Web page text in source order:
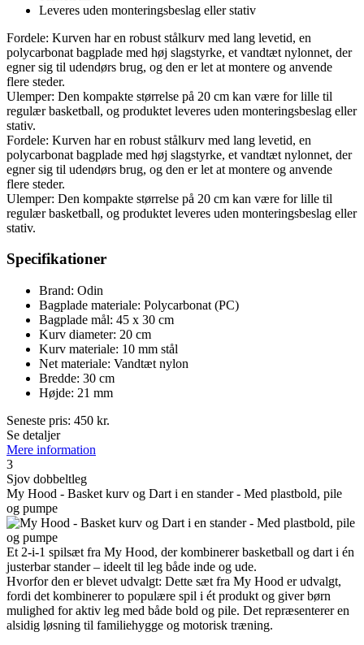
Leveres uden monteringsbeslag eller stativ
Fordele: Kurven har en robust stålkurv med lang levetid, en
polycarbonat bagplade med høj slagstyrke, et vandtæt nylonnet, der
egner sig til udendørs brug, og den er let at montere og anvende
flere steder.
Ulemper: Den kompakte størrelse på 20 cm kan være for lille til
regulær basketball, og produktet leveres uden monteringsbeslag eller
stativ.
Fordele: Kurven har en robust stålkurv med lang levetid, en
polycarbonat bagplade med høj slagstyrke, et vandtæt nylonnet, der
egner sig til udendørs brug, og den er let at montere og anvende
flere steder.
Ulemper: Den kompakte størrelse på 20 cm kan være for lille til
regulær basketball, og produktet leveres uden monteringsbeslag eller
stativ.
Specifikationer
Brand: Odin
Bagplade materiale: Polycarbonat (PC)
Bagplade mål: 45 x 30 cm
Kurv diameter: 20 cm
Kurv materiale: 10 mm stål
Net materiale: Vandtæt nylon
Bredde: 30 cm
Højde: 21 mm
Seneste pris: 450 kr.
Se detaljer
Mere information
3
Sjov dobbeltleg
My Hood - Basket kurv og Dart i en stander - Med plastbold, pile
og pumpe
Et 2-i-1 spilsæt fra My Hood, der kombinerer basketball og dart i én
justerbar stander – ideelt til leg både inde og ude.
Hvorfor den er blevet udvalgt: Dette sæt fra My Hood er udvalgt,
fordi det kombinerer to populære spil i ét produkt og giver børn
mulighed for aktiv leg med både bold og pile. Det repræsenterer en
alsidig løsning til familiehygge og motorisk træning.